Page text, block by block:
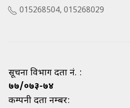
015268504, 015268029
सूचना विभाग दर्ता नं. :
७७/०७३-७४
कम्पनी दर्ता नम्बर: